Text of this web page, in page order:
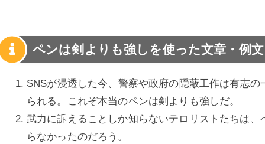
ペンは剣よりも強しを使った文章・例文
SNSが浸透した今、警察や政府の隠蔽工作は有志
られる。これぞ本当のペンは剣よりも強しだ。
武力に訴えることしか知らないテロリストたちは
らなかったのだろう。